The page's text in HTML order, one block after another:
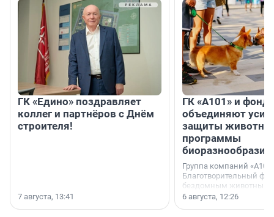
ГК «Едино» поздравляет
коллег и партнёров с Днём
строителя!
7 августа, 13:41
ГК «А101» и фонд
объединяют
защиты
программы
биоразнообразия
Группа компаний
Благотворительный
бездомным животным
заключили соглашение
6 августа, 12:26